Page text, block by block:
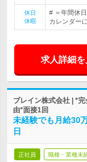
休日
休暇
# ＝年間休
カレンダー
求人詳細を
ブレイン株式会社 | *
由*面接1回
未経験でも月給30
日
正社員 職種・業種未